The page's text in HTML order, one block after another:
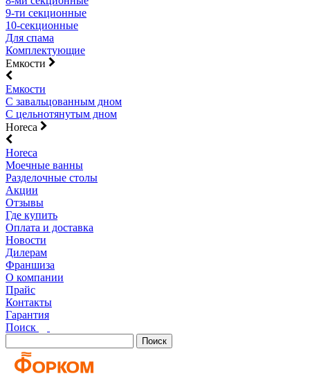
9-ти секционные
10-секционные
Для спама
Комплектующие
Емкости
Емкости
С завальцованным дном
С цельнотянутым дном
Horeca
Horeca
Моечные ванны
Разделочные столы
Акции
Отзывы
Где купить
Оплата и доставка
Новости
Дилерам
Франшиза
О компании
Прайс
Контакты
Гарантия
Поиск
Поиск